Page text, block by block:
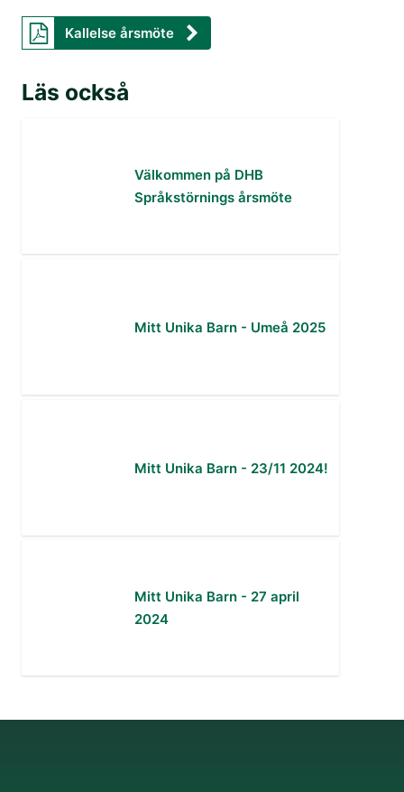
Kallelse årsmöte
Läs också
Välkommen på DHB
Språkstörnings årsmöte
Mitt Unika Barn - Umeå 2025
Mitt Unika Barn - 23/11 2024!
Mitt Unika Barn - 27 april
2024